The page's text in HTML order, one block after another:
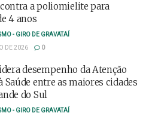
a poliomielite para
4 anos
- GIRO DE GRAVATAÍ
DE 2026
0
desempenho da Atenção
Saúde entre as maiores cidades
do Sul
- GIRO DE GRAVATAÍ